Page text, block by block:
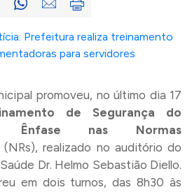
promoveu, no último dia 17
de Segurança do
Ênfase nas Normas
(NRs), realizado no auditório do
Dr. Helmo Sebastião Diello.
em dois turnos, das 8h30 às